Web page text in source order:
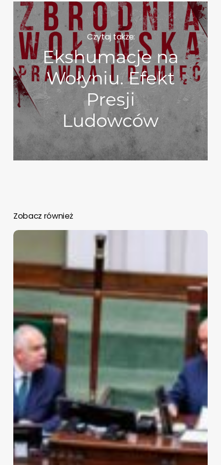
Czytaj także:
Ekshumacje na
Wołyniu. Efekt
Presji
Ludowców
Zobacz również